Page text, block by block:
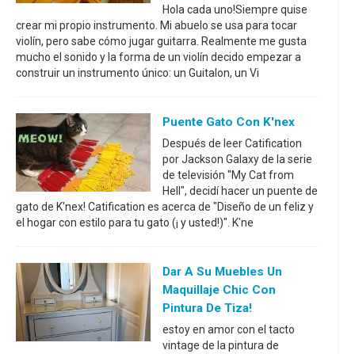
Hola cada uno!Siempre quise
crear mi propio instrumento. Mi abuelo se usa para tocar
violín, pero sabe cómo jugar guitarra. Realmente me gusta
mucho el sonido y la forma de un violín decido empezar a
construir un instrumento único: un Guitalon, un Vi
Puente Gato Con K'nex
Después de leer Catification
por Jackson Galaxy de la serie
de televisión "My Cat from
Hell", decidí hacer un puente de
gato de K'nex! Catification es acerca de "Diseño de un feliz y
el hogar con estilo para tu gato (¡ y usted!)". K'ne
Dar A Su Muebles Un
Maquillaje Chic Con
Pintura De Tiza!
estoy en amor con el tacto
vintage de la pintura de